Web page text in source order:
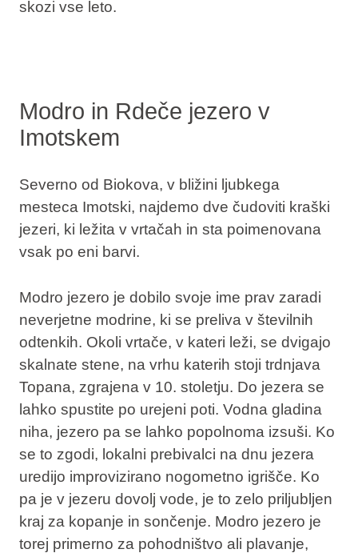
skozi vse leto.
Modro in Rdeče jezero v
Imotskem
Severno od Biokova, v bližini ljubkega
mesteca Imotski, najdemo dve čudoviti kraški
jezeri, ki ležita v vrtačah in sta poimenovana
vsak po eni barvi.
Modro jezero je dobilo svoje ime prav zaradi
neverjetne modrine, ki se preliva v številnih
odtenkih. Okoli vrtače, v kateri leži, se dvigajo
skalnate stene, na vrhu katerih stoji trdnjava
Topana, zgrajena v 10. stoletju. Do jezera se
lahko spustite po urejeni poti. Vodna gladina
niha, jezero pa se lahko popolnoma izsuši. Ko
se to zgodi, lokalni prebivalci na dnu jezera
uredijo improvizirano nogometno igrišče. Ko
pa je v jezeru dovolj vode, je to zelo priljubljen
kraj za kopanje in sončenje. Modro jezero je
torej primerno za pohodništvo ali plavanje,